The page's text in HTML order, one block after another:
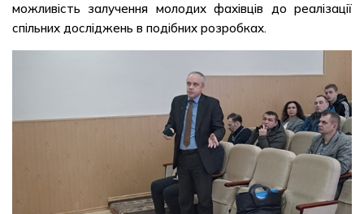
можливість залучення молодих фахівців до реалізації
спільних досліджень в подібних розробках.